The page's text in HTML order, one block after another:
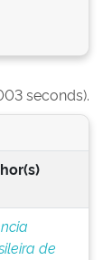
seconds).
de